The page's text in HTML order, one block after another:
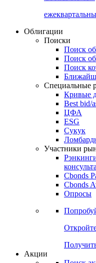
Облигации
Поиски
Поиск
Поиск
Поиск
Специальные
Кривые
Best bid/
ЦФА
ESG
Сукук
Участники
Cbonds
Cbonds
Опросы
Акции